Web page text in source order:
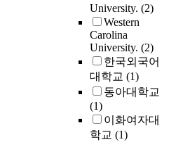
University. (2)
Western
Carolina
University. (2)
한국외국어
대학교 (1)
동아대학교
(1)
이화여자대
학교 (1)